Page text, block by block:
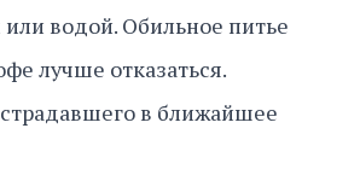
водой. Обильное питье
лучше отказаться.
в ближайшее